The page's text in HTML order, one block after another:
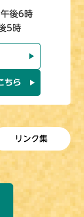
後6時
5時
リンク集